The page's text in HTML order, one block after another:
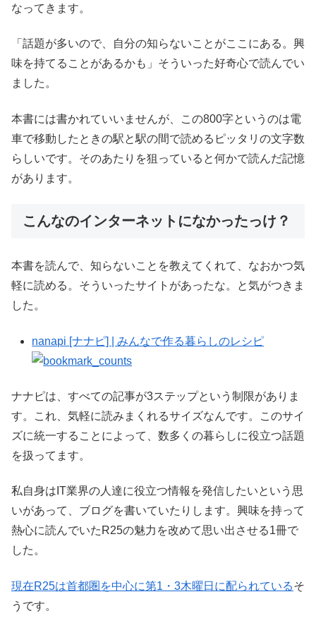
なってきます。
「話題が多いので、自分の知らないことがここにある。興
味を持てることがあるかも」そういった好奇心で読んでい
ました。
本書には書かれていいませんが、この800字というのは電
車で移動したときの駅と駅の間で読めるピッタリの文字数
らしいです。そのあたりを狙っていると何かで読んだ記憶
があります。
こんなのインターネットになかったっけ？
本書を読んで、知らないことを教えてくれて、なおかつ気
軽に読める。そういったサイトがあったな。と気がつきま
した。
nanapi [ナナピ] | みんなで作る暮らしのレシピ
ナナピは、すべての記事が3ステップという制限がありま
す。これ、気軽に読みまくれるサイズなんです。このサイ
ズに統一することによって、数多くの暮らしに役立つ話題
を扱ってます。
私自身はIT業界の人達に役立つ情報を発信したいという思
いがあって、ブログを書いていたりします。興味を持って
熱心に読んでいたR25の魅力を改めて思い出させる1冊で
した。
現在R25は首都圏を中心に第1・3木曜日に配られているそ
うです。